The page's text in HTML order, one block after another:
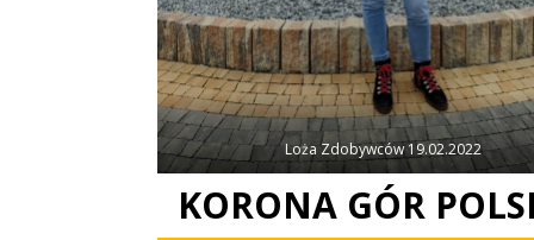
Loża Zdobywców 19.02.2022
KORONA GÓR